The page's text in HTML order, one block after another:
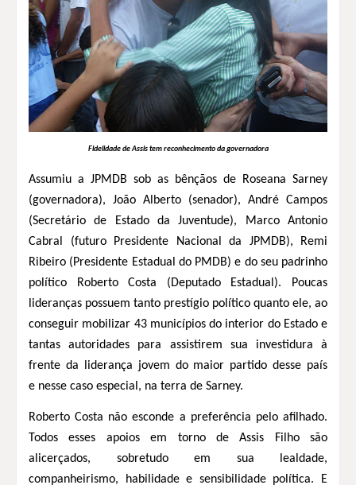
Fidelidade de Assis tem reconhecimento da governadora
Assumiu a JPMDB sob as bênçãos de Roseana Sarney
(governadora), João Alberto (senador), André Campos
(Secretário de Estado da Juventude), Marco Antonio
Cabral (futuro Presidente Nacional da JPMDB), Remi
Ribeiro (Presidente Estadual do PMDB) e do seu padrinho
político Roberto Costa (Deputado Estadual). Poucas
lideranças possuem tanto prestígio político quanto ele, ao
conseguir mobilizar 43 municípios do interior do Estado e
tantas autoridades para assistirem sua investidura à
frente da liderança jovem do maior partido desse país
e nesse caso especial, na terra de Sarney.
Roberto Costa não esconde a preferência pelo afilhado.
Todos esses apoios em torno de Assis Filho são
alicerçados, sobretudo em sua lealdade,
companheirismo, habilidade e sensibilidade política. E